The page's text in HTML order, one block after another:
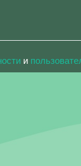
и